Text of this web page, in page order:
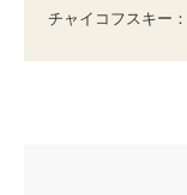
チャイコフスキー